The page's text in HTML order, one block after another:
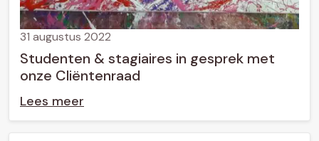
Studenten & stagiaires in gesprek met
onze Cliëntenraad
31 augustus 2022
Lees meer